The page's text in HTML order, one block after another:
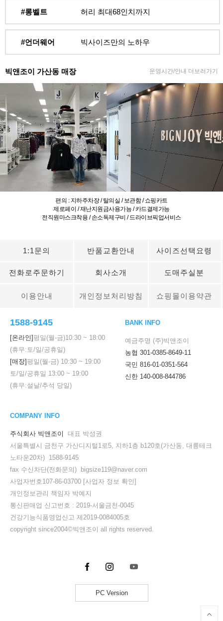
#롱벨트 허리 최대68인치까지
#언더웨어 빅사이즈만의 노하우
빅앤조이 가산동 매장 운영시간/안내 더보러가기
편의 : 지하주차장 / 탈의실 / 보관함 / 쇼핑카트
제로페이 / 재난지원금사용가능 / 카드결제가능
전직원마스크착용 / 손소독제구비 / 드라이브픽업서비스
1:1문의 반품교환안내 사이즈선택요령
전화로주문하기 회사소개 도매주실분
이용안내 개인정보처리방침 쇼핑몰이용약관
1588-9145
[온라인]평일(월-금)10:30 ~ 18:00
(휴무:토/일/공휴일)
[매장]평일(월-금) 10:30 ~ 19:00
토/일/공휴일 13:00 ~ 19:00
(휴무:설날/추석 당일)
BANK INFO
예금주명 (주)빅앤조이
농협 301-0385-8649-11
국민 816-01-0351-564
신한 140-008-844786
COMPANY INFO
주식회사 빅앤조이
대표 박성권
서울특별시 금천구 가산디지털1로5, 지하1층 b120호(가산동, 대륭테크
노타운20차) 1588-9145
fax 수신차단(전화문의) bigsize119@naver.com
사업자번호107-86-03700 [사업자 정보 확인]
개인정보관리 책임자 박예지
통신판매업 신고번호 : 2019-서울금천-0045
건강기능식품영업신고 제2019-0084005호
copyright since2004©빅앤조이 all rights reserved.
PC Version